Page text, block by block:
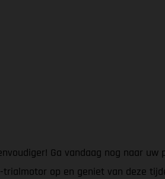
Ga vandaag nog naar uw
trialmotor op en geniet van deze